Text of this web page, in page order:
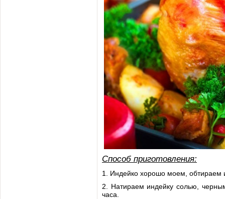
Способ приготовления:
1. Индейко хорошо моем, обтираем
2. Натираем индейку солью,
часа.